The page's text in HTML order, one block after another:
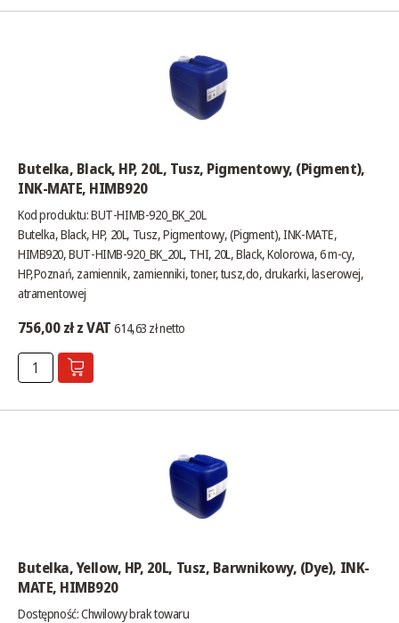
Butelka, Black, HP, 20L, Tusz, Pigmentowy, (Pigment),
INK-MATE, HIMB920
Kod produktu: BUT-HIMB-920_BK_20L
Butelka, Black, HP, 20L, Tusz, Pigmentowy, (Pigment), INK-MATE,
HIMB920, BUT-HIMB-920_BK_20L, THI, 20L, Black, Kolorowa, 6 m-cy,
HP,Poznań, zamiennik, zamienniki, toner, tusz,do, drukarki, laserowej,
atramentowej
756,00 zł z VAT 614,63 zł netto
Butelka, Yellow, HP, 20L, Tusz, Barwnikowy, (Dye), INK-
MATE, HIMB920
Dostępność:Chwilowy brak towaru